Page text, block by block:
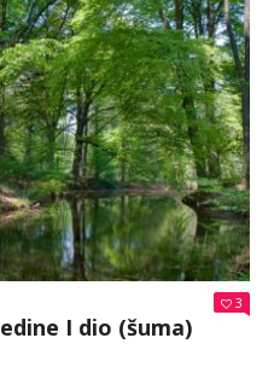
3
I dio (šuma)